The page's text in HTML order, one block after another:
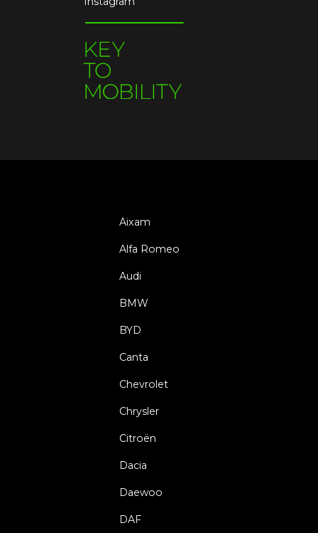
Aixam
Alfa Romeo
Audi
BMW
BYD
Canta
Chevrolet
Chrysler
Citroën
Dacia
Daewoo
DAF